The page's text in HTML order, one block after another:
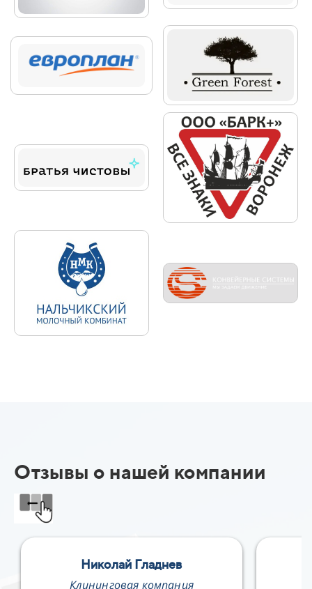
Отзывы о нашей компании
Николай Гладнев
Клининговая компания